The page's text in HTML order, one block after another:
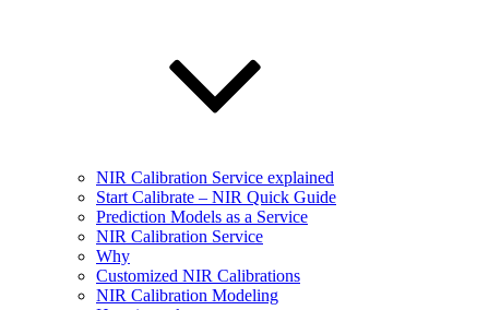
NIR Calibration Service explained
Start Calibrate – NIR Quick Guide
Prediction Models as a Service
NIR Calibration Service
Why
Customized NIR Calibrations
NIR Calibration Modeling